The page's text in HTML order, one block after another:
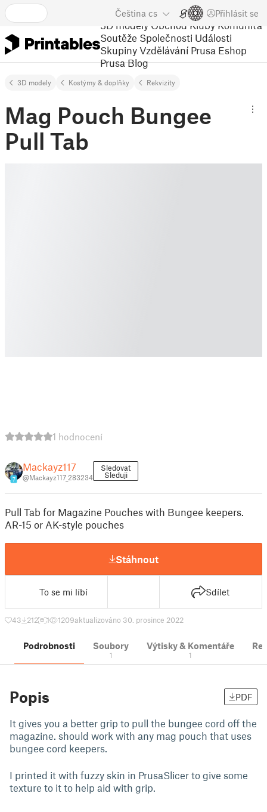
Čeština cs Přihlásit se
3D modely Obchod Kluby Komunita
Soutěže Společnosti Události
Skupiny Vzdělávání Prusa Eshop
Prusa Blog
3D modely Kostýmy & doplňky Rekvizity
Mag Pouch Bungee
Pull Tab
1 hodnocení
7
Mackayz117
@Mackayz117_283234
Sledovat
Sleduji
Pull Tab for Magazine Pouches with Bungee keepers.
AR-15 or AK-style pouches
Stáhnout
To se mi líbí Sdílet
43 212 1 1209aktualizováno 30. prosince 2022
Podrobnosti Soubory
1
Výtisky & Komentáře
1
Popis PDF
It gives you a better grip to pull the bungee cord off the
magazine. should work with any mag pouch that uses
bungee cord keepers.
I printed it with fuzzy skin in PrusaSlicer to give some
texture to it to help aid with grip.